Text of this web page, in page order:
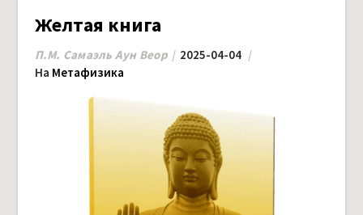
Желтая книга
П.М. Самаэль Аун Веор
2025-04-04
На Метафизика